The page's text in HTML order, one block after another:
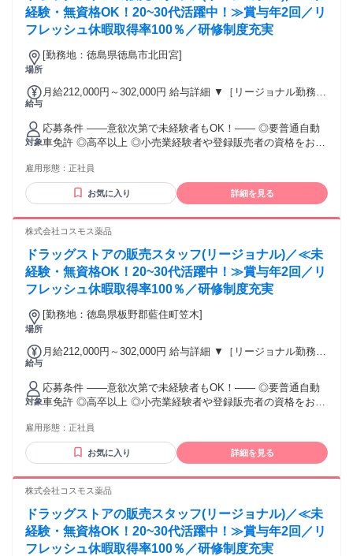
入居の場合） 勤務形態やエリアによって異なります。 詳細に
ついては【勤務地範囲と給与について】をご確認ください。
経験・無資格OK！20~30代活躍中！≫賞与年2回／リ
フレッシュ休暇取得率100％／研修制度充実
場所
[勤務地：徳島県徳島市北田宮]
給与
月給212,000円～302,000円 給与詳細 ▼［リージョナル勤務］
（残業時間 月2h程度） 247,000円～277,000円 【スキルアッ
プコース】早期キャリアアップを目指したい方向け 271,000円
～317,600円 （15ｈ分時間外手当含む。実際の残業時間11
ｈ） ※赴任住宅手当3万円込み（家賃6万円の物件入居の場
344,300円 （29ｈ分時間外手当含む。実際の残業時間16.5ｈ）
※赴任住宅手当3万円込み（家賃6万円の物件入居の場合）
【経験者B】小売業で店長・マネジメント職経験者(登録販売
者)) 309,300円～376,200円 （39ｈ分時間外手当含む。実際の
残業時間22ｈ） ※赴任住宅手当3万円込み（家賃6万円の物件
入居の場合） 勤務形態やエリアによって異なります。 詳細に
ついては【勤務地範囲と給与について】をご確認ください。
対象
応募条件 ――意欲次第で未経験者もOK！―― ◎要普通自動
車免許 ◎高卒以上 ◎小売業経験者や登録販売者の資格をお持
後、資格取得を目指すことも可能。研修や講習会もあり。 ※
同業界からの転職者が増えてきており、入社後活躍に繋がっ
ています。もちろん異業界からの応募や、第二新卒者も含め
雇用形態： 正社員
お気に入り 詳細を見る
株式会社コスモス薬品
ドラッグストアの販売スタッフ(リージョナル)／≪未
経験・無資格OK！20~30代活躍中！≫賞与年2回／リ
フレッシュ休暇取得率100％／研修制度充実
場所
[勤務地：徳島県板野郡藍住町笠木]
給与
月給212,000円～302,000円 給与詳細 ▼［リージョナル勤務］
（残業時間 月2h程度） 247,000円～277,000円 【スキルアッ
プコース】早期キャリアアップを目指したい方向け 271,000円
～317,600円 （15ｈ分時間外手当含む。実際の残業時間11
ｈ） ※赴任住宅手当3万円込み（家賃6万円の物件入居の場
344,300円 （29ｈ分時間外手当含む。実際の残業時間16.5ｈ）
※赴任住宅手当3万円込み（家賃6万円の物件入居の場合）
【経験者B】小売業で店長・マネジメント職経験者(登録販売
者)) 309,300円～376,200円 （39ｈ分時間外手当含む。実際の
残業時間22ｈ） ※赴任住宅手当3万円込み（家賃6万円の物件
入居の場合） 勤務形態やエリアによって異なります。 詳細に
ついては【勤務地範囲と給与について】をご確認ください。
対象
応募条件 ――意欲次第で未経験者もOK！―― ◎要普通自動
車免許 ◎高卒以上 ◎小売業経験者や登録販売者の資格をお持
後、資格取得を目指すことも可能。研修や講習会もあり。 ※
同業界からの転職者が増えてきており、入社後活躍に繋がっ
ています。もちろん異業界からの応募や、第二新卒者も含め
雇用形態： 正社員
お気に入り 詳細を見る
株式会社コスモス薬品
ドラッグストアの販売スタッフ(リージョナル)／≪未
経験・無資格OK！20~30代活躍中！≫賞与年2回／リ
フレッシュ休暇取得率100％／研修制度充実